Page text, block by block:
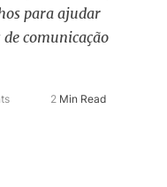
para ajudar
comunicação
2 Min Read